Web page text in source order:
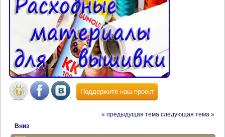
Поддержите наш проект
« предыдущая тема следующая тема »
Вниз